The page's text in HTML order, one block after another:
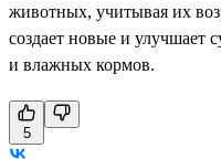
животных, учитывая их
создает новые и улучшает
и влажных кормов.
5